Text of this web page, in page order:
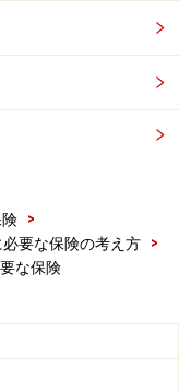
>
必要な保険の考え方
>
な保険